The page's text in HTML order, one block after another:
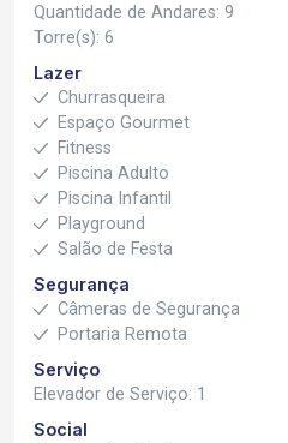
Quantidade de Andares: 9
Torre(s): 6
Lazer
Churrasqueira
Espaço Gourmet
Fitness
Piscina Adulto
Piscina Infantil
Playground
Salão de Festa
Segurança
Câmeras de Segurança
Portaria Remota
Serviço
Elevador de Serviço: 1
Social